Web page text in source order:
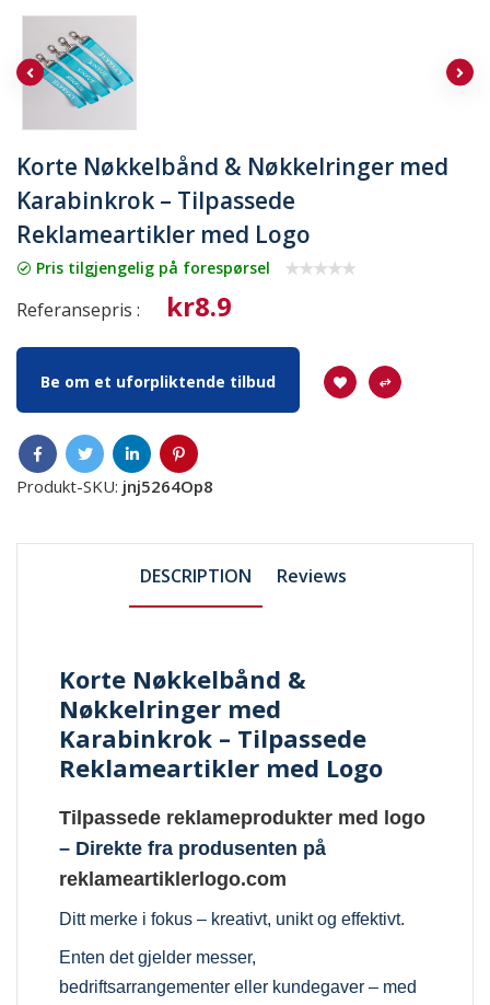
Korte Nøkkelbånd & Nøkkelringer med
Karabinkrok – Tilpassede
Reklameartikler med Logo
Pris tilgjengelig på forespørsel
Referansepris : kr8.9
Be om et uforpliktende tilbud
Produkt-SKU: jnj5264Op8
DESCRIPTION Reviews
Korte Nøkkelbånd &
Nøkkelringer med
Karabinkrok – Tilpassede
Reklameartikler med Logo
Tilpassede reklameprodukter med logo
– Direkte fra produsenten på
reklameartiklerlogo.com
Ditt merke i fokus – kreativt, unikt og effektivt.
Enten det gjelder messer,
bedriftsarrangementer eller kundegaver – med